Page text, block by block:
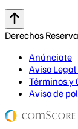
Derechos
Anúnciate
Aviso
Términos y
Aviso de